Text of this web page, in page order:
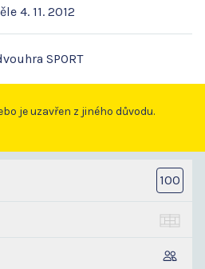
4. 11. 2012
SPORT
je uzavřen z jiného důvodu.
100